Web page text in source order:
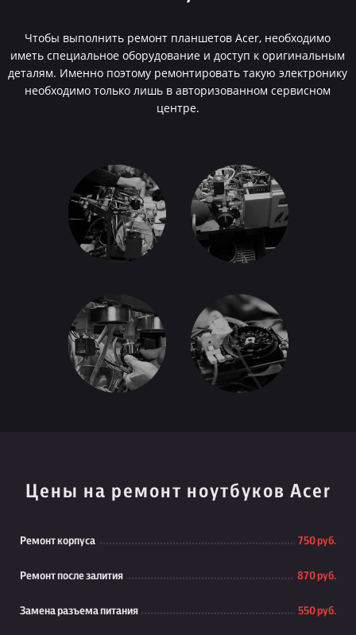
Чтобы выполнить ремонт планшетов Acer, необходимо
иметь специальное оборудование и доступ к оригинальным
деталям. Именно поэтому ремонтировать такую электронику
необходимо только лишь в авторизованном сервисном
центре.
Цены на ремонт ноутбуков Acer
Ремонт корпуса 750 руб.
Ремонт после залития 870 руб.
Замена разъема питания 550 руб.